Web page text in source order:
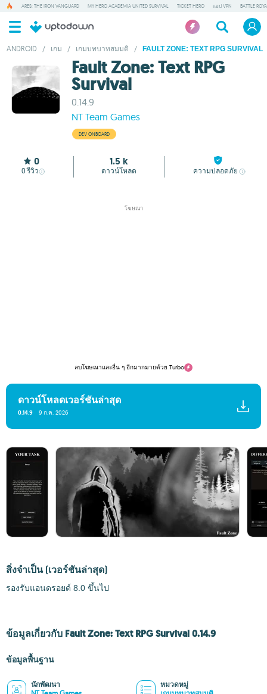
ARES: THE IRON VANGUARD MY HERO ACADEMIA UNITED SURVIVAL TICKET HERO แอป VPN BATTLE
ANDROID / เกม / เกมบทบาทสมมติ / FAULT ZONE: TEXT RPG SURVIVAL
Fault Zone: Text RPG
Survival
0.14.9
NT Team Games
DEV ONBOARD
0
0รีวิว
1.5 k
ดาวน์โหลด ความปลอดภัย
โฆษณา
ลบโฆษณาและอื่น ๆ อีกมากมายด้วย Turbo
ดาวน์โหลดเวอร์ชันล่าสุด
0.14.9 9 ก.ค. 2026
สิ่งจำเป็น (เวอร์ชันล่าสุด)
รองรับแอนดรอยด์ 8.0 ขึ้นไป
ข้อมูลเกี่ยวกับ Fault Zone: Text RPG Survival 0.14.9
ข้อมูลพื้นฐาน
นักพัฒนา หมวดหมู่